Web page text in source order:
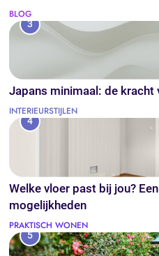
BLOG
3
Japans minimaal: de kracht
INTERIEURSTIJLEN
4
Welke vloer past bij jou?
mogelijkheden
PRAKTISCH WONEN
5